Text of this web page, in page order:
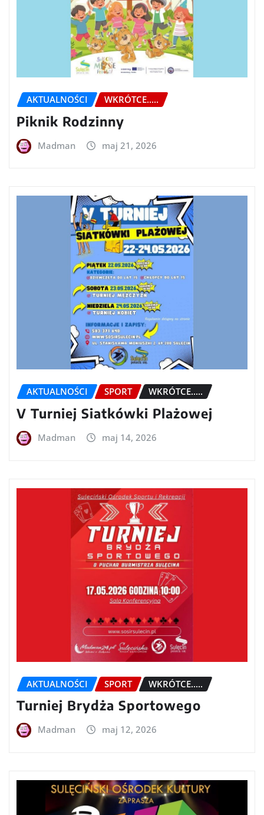
AKTUALNOŚCI WKRÓTCE.....
Piknik Rodzinny
Madman maj 21, 2026
AKTUALNOŚCI SPORT WKRÓTCE.....
V Turniej Siatkówki Plażowej
Madman maj 14, 2026
AKTUALNOŚCI SPORT WKRÓTCE.....
Turniej Brydża Sportowego
Madman maj 12, 2026